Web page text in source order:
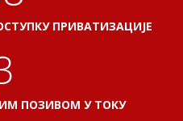
ПРИВАТИЗАЦИЈЕ
ПОЗИВОМ У ТОКУ